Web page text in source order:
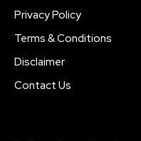
Privacy Policy
Terms & Conditions
Disclaimer
Contact Us